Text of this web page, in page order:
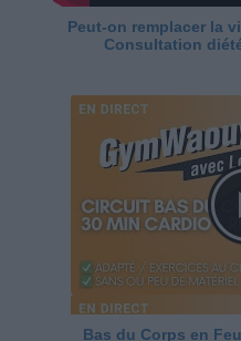
Peut-on remplacer la
Consultation
Bas du Corps en